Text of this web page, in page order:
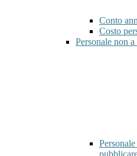
Conto
Costo
Personale non